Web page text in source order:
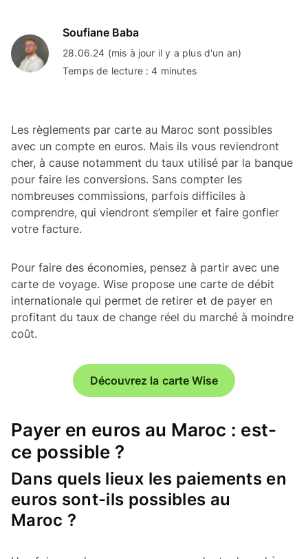
Soufiane Baba
28.06.24 (mis à jour il y a plus d'un an)
Temps de lecture : 4 minutes
Les règlements par carte au Maroc sont possibles
avec un compte en euros. Mais ils vous reviendront
cher, à cause notamment du taux utilisé par la banque
pour faire les conversions. Sans compter les
nombreuses commissions, parfois difficiles à
comprendre, qui viendront s’empiler et faire gonfler
votre facture.
Pour faire des économies, pensez à partir avec une
carte de voyage. Wise propose une carte de débit
internationale qui permet de retirer et de payer en
profitant du taux de change réel du marché à moindre
coût.
Découvrez la carte Wise
Payer en euros au Maroc : est-
ce possible ?
Dans quels lieux les paiements en
euros sont-ils possibles au
Maroc ?